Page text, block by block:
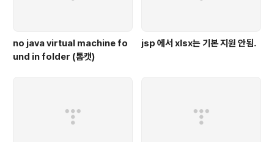
no java virtual machine fo
und in folder (톰캣)
jsp 에서 xlsx는 기본 지원 안됨.